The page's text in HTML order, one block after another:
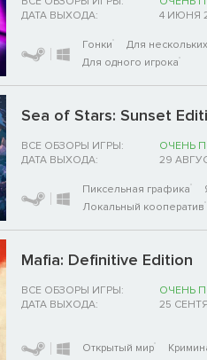
ДАТА ВЫХОДА:
4 ИЮНЯ
Гонки Для
Для одного игрока
Sea of Stars: Sunset
ВСЕ ОБЗОРЫ ИГРЫ:
ОЧЕНЬ
ДАТА ВЫХОДА:
29
Пиксельная графика
Локальный кооператив
Mafia: Definitive Edition
ВСЕ ОБЗОРЫ ИГРЫ:
ОЧЕНЬ
ДАТА ВЫХОДА:
25
Открытый мир